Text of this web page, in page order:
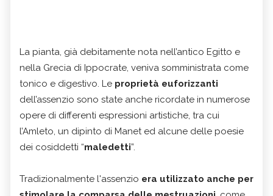
La pianta, già debitamente nota nell’antico Egitto e
nella Grecia di Ippocrate, veniva somministrata come
tonico e digestivo. Le proprietà euforizzanti
dell’assenzio sono state anche ricordate in numerose
opere di differenti espressioni artistiche, tra cui
l’Amleto, un dipinto di Manet ed alcune delle poesie
dei cosiddetti “maledetti”.
Tradizionalmente l'assenzio era utilizzato anche per